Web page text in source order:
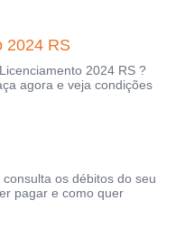
2024 RS
2024 RS ?
agora e veja condições
os débitos do seu
pagar e como quer